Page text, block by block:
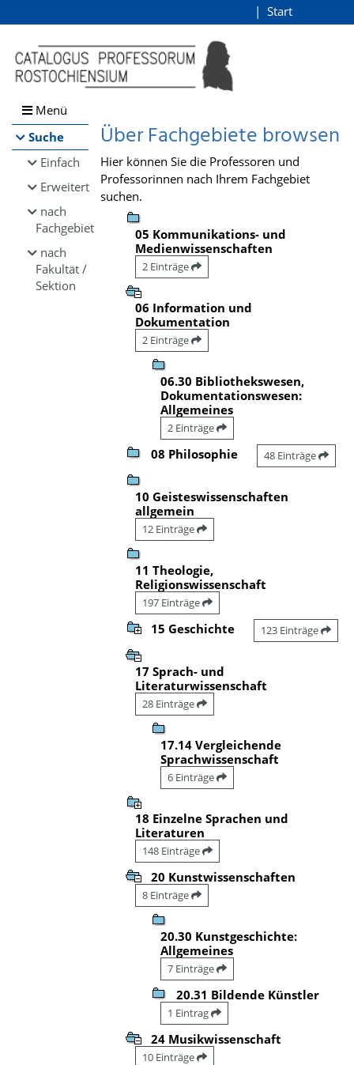
Browsen
direkt zum Inhalt
Start
Menü
Suche
Einfach
Erweitert
nach
Fachgebiet
nach
Fakultät /
Sektion
Über Fachgebiete browsen
Hier können Sie die Professoren und
Professorinnen nach Ihrem Fachgebiet
suchen.
05 Kommunikations- und
Medienwissenschaften
2 Einträge
06 Information und
Dokumentation
2 Einträge
06.30 Bibliothekswesen,
Dokumentationswesen:
Allgemeines
2 Einträge
08 Philosophie 48 Einträge
10 Geisteswissenschaften
allgemein
12 Einträge
11 Theologie,
Religionswissenschaft
197 Einträge
15 Geschichte 123 Einträge
17 Sprach- und
Literaturwissenschaft
28 Einträge
17.14 Vergleichende
Sprachwissenschaft
6 Einträge
18 Einzelne Sprachen und
Literaturen
148 Einträge
20 Kunstwissenschaften
8 Einträge
20.30 Kunstgeschichte:
Allgemeines
7 Einträge
20.31 Bildende Künstler
1 Eintrag
24 Musikwissenschaft
10 Einträge